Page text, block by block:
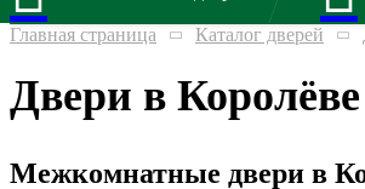
Главная страница Каталог дверей
Двери в Королёве
Межкомнатные двери в